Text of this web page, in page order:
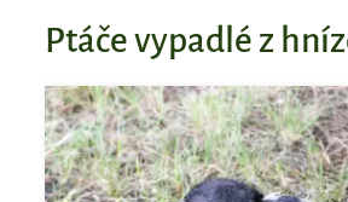
Ptáče vypadlé z